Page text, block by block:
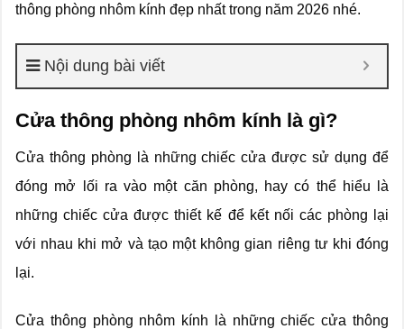
thông phòng nhôm kính đẹp nhất trong năm 2026 nhé.
Nội dung bài viết
Cửa thông phòng nhôm kính là gì?
Cửa thông phòng là những chiếc cửa được sử dụng để
đóng mở lối ra vào một căn phòng, hay có thể hiểu là
những chiếc cửa được thiết kế để kết nối các phòng lại
với nhau khi mở và tạo một không gian riêng tư khi đóng
lại.
Cửa thông phòng nhôm kính là những chiếc cửa thông